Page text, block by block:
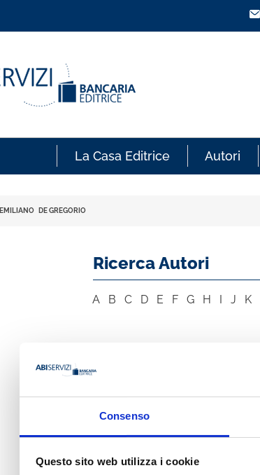
Consenso
Questo sito web utilizza i cookie
La Casa Editrice Autori
EMILIANO DE GREGORIO
Ricerca Autori
A B C D E F G H I J K